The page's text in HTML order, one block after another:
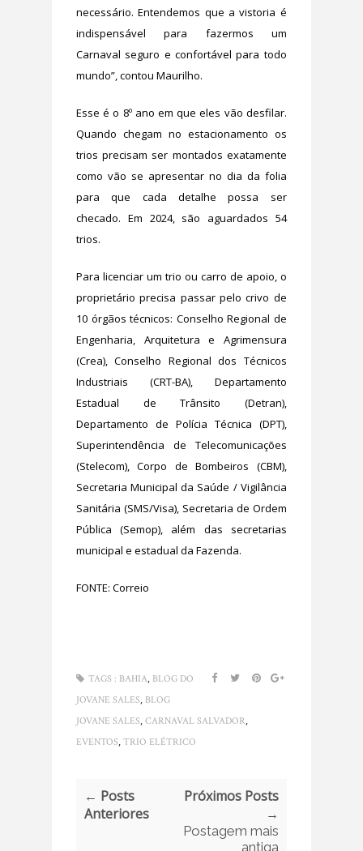
necessário. Entendemos que a vistoria é
indispensável para fazermos um
Carnaval seguro e confortável para todo
mundo”, contou Maurilho.
Esse é o 8º ano em que eles vão desfilar.
Quando chegam no estacionamento os
trios precisam ser montados exatamente
como vão se apresentar no dia da folia
para que cada detalhe possa ser
checado. Em 2024, são aguardados 54
trios.
Para licenciar um trio ou carro de apoio, o
proprietário precisa passar pelo crivo de
10 órgãos técnicos: Conselho Regional de
Engenharia, Arquitetura e Agrimensura
(Crea), Conselho Regional dos Técnicos
Industriais (CRT-BA), Departamento
Estadual de Trânsito (Detran),
Departamento de Polícia Técnica (DPT),
Superintendência de Telecomunicações
(Stelecom), Corpo de Bombeiros (CBM),
Secretaria Municipal da Saúde / Vigilância
Sanitária (SMS/Visa), Secretaria de Ordem
Pública (Semop), além das secretarias
municipal e estadual da Fazenda.
FONTE: Correio
TAGS : BAHIA, BLOG DO
JOVANE SALES, BLOG
JOVANE SALES, CARNAVAL SALVADOR,
EVENTOS, TRIO ELÉTRICO
← Posts
Anteriores
Próximos Posts
→
Postagem mais
antiga